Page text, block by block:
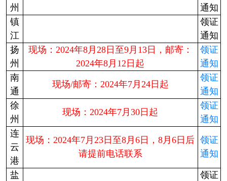
州
通知
镇
江
领证
通知
扬
州
现场：2024年8月28日至9月13日，邮寄：
2024年8月12日起
领证
通知
南
通
现场/邮寄：2024年7月24日起
领证
通知
徐
州
现场：2024年7月30日起
领证
通知
连
云
港
现场：2024年7月23日至8月6日，8月6日后
请提前电话联系
领证
通知
盐
领证